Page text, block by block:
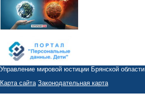
Управление мировой юстиции Брянской области
Карта сайта Законодательная карта